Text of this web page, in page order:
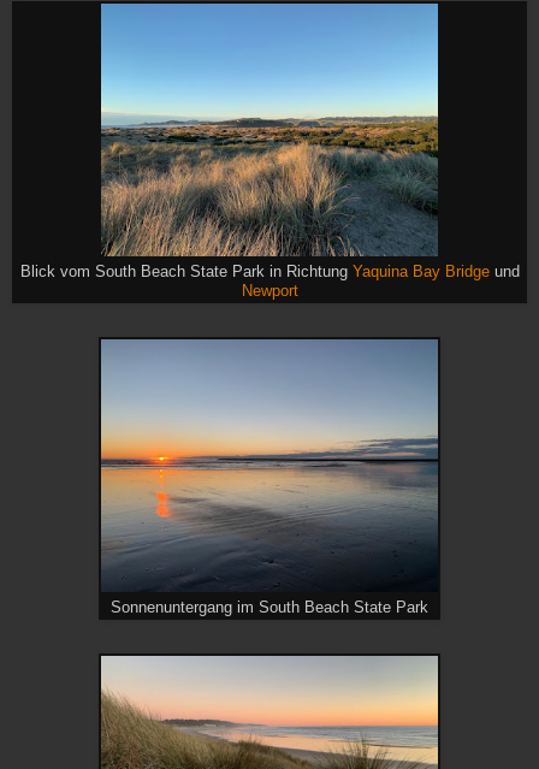
Blick vom South Beach State Park in Richtung Yaquina Bay Bridgeund
Newport
Sonnenuntergang im South Beach State Park